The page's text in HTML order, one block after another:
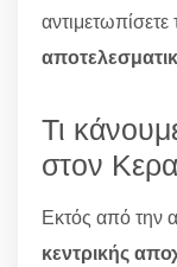
Τι
στον
Εκτός από την
κεντρικής